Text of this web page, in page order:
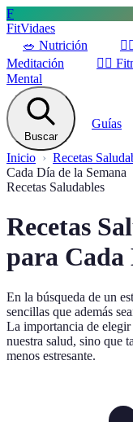
F
FitVidaes
🥗 Nutrición
Meditación
🚶‍♂️
Mental
Buscar
Guías
Inicio Recetas
Cada Día de la Semana
Recetas Saludables
Recetas
para Cada
En la búsqueda de un
sencillas que además
La importancia de elegir
nuestra salud, sino que
menos estresante.